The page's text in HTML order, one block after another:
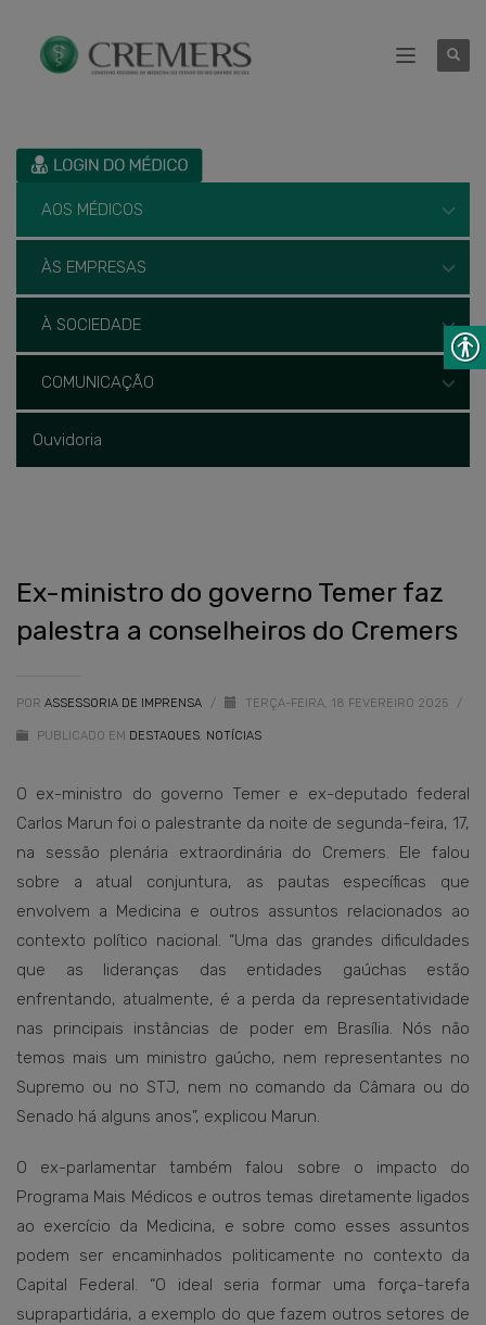
AOS MÉDICOS
ÀS EMPRESAS
À SOCIEDADE
COMUNICAÇÃO
Ouvidoria
Ex-ministro do governo Temer faz
palestra a conselheiros do Cremers
POR ASSESSORIA DE IMPRENSA / TERÇA-FEIRA, 18 FEVEREIRO 2025 /
PUBLICADO EM DESTAQUES, NOTÍCIAS
O ex-ministro do governo Temer e ex-deputado federal
Carlos Marun foi o palestrante da noite de segunda-feira, 17,
na sessão plenária extraordinária do Cremers. Ele falou
sobre a atual conjuntura, as pautas específicas que
envolvem a Medicina e outros assuntos relacionados ao
contexto político nacional. “Uma das grandes dificuldades
que as lideranças das entidades gaúchas estão
enfrentando, atualmente, é a perda da representatividade
nas principais instâncias de poder em Brasília. Nós não
temos mais um ministro gaúcho, nem representantes no
Supremo ou no STJ, nem no comando da Câmara ou do
Senado há alguns anos”, explicou Marun.
O ex-parlamentar também falou sobre o impacto do
Programa Mais Médicos e outros temas diretamente ligados
ao exercício da Medicina, e sobre como esses assuntos
podem ser encaminhados politicamente no contexto da
Capital Federal. “O ideal seria formar uma força-tarefa
suprapartidária, a exemplo do que fazem outros setores de